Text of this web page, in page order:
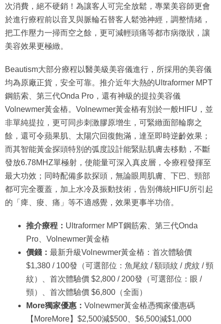
次消費，絕不硬銷！為讓客人可完全放鬆，專業美容師更會
於進行療程前以音叉與脈輪石替客人鬆弛神經，調整情緒，
把工作壓力一掃而空之餘，更可減輕頭痛等都市病徵狀，讓
美容效果更極緻。
Beautism大部分療程以醫美級美容儀進行，所採用的美容儀
均為原廠正貨，安全可靠。推介近年大熱的Ultraformer MPT
鋼筋索、第三代Onda Pro，還有神級的提拉美容儀
Volnewmer黃金樁。Volnewmer黃金樁有別於一般HIFU，並
非單純提拉，更可同步刺激膠原增生，可緊緻面部輪廓之
餘，還可令蘋果肌、太陽穴回復飽滿，達至即時逆齡效果；
而其智能黃金探頭特別的弧度設計能緊貼肌膚去移動，不斷
發放6.78MHZ單極射，使能量可深入真皮層，令療程發揮至
最大功效；同時配備多款探頭，無論眼周肌膚、下巴、頸部
都可完全覆蓋，加上水冷及振動技術，告別傳統HIFU所引起
的「痺、痠、痛」等不適感覺，效果更事半功倍。
推介療程： Ultraformer MPT鋼筋索、第三代Onda
Pro、Volnewmer黃金樁
價錢： 最新升級Volnewmer黃金樁：首次體驗價
$1,380 / 100發（可選部位：魚尾紋 / 額頭紋 / 虎紋 / 頸
紋）、首次體驗價 $2,800 / 200發（可選部位：眼 /
頸）、首次體驗價 $6,800（全面）
More獨家優惠： Volnewmer黃金樁憑獨家優惠碼
【MoreMore】$2,500減$500、$6,500減$1,000